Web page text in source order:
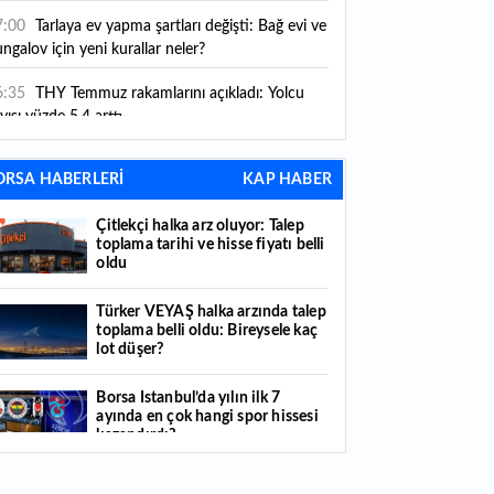
kurallar yürürlüğe girdi
için yeni kurallar neler?
yüzde 5,4 arttı
Piyasaların beklediği veri geldi: ABD tarım
istihdam rakamları açıklandı
Çitlekçi halka arz oluyor: Talep toplama
ve hisse fiyatı belli oldu
istediğini savundu
Boğaz’ın kıtaları birleştiren ruhu Memorial
Hafta sonu hava nasıl olacak?
HABERLERİ KAP HABER
Çitlekçi halka arz oluyor: Talep
toplama tarihi ve hisse fiyatı belli
oldu
Türker VEYAŞ halka arzında talep
toplama belli oldu: Bireysele kaç
lot düşer?
Borsa İstanbul’da yılın ilk 7
ayında en çok hangi spor hissesi
kazandırdı?